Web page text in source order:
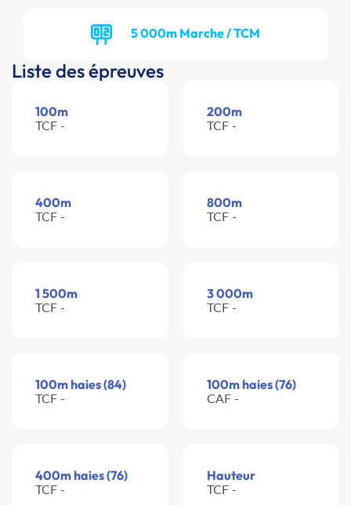
5 000m Marche / TCM
Liste des épreuves
100m
TCF -
200m
TCF -
400m
TCF -
800m
TCF -
1 500m
TCF -
3 000m
TCF -
100m haies (84)
TCF -
100m haies (76)
CAF -
400m haies (76)
TCF -
Hauteur
TCF -